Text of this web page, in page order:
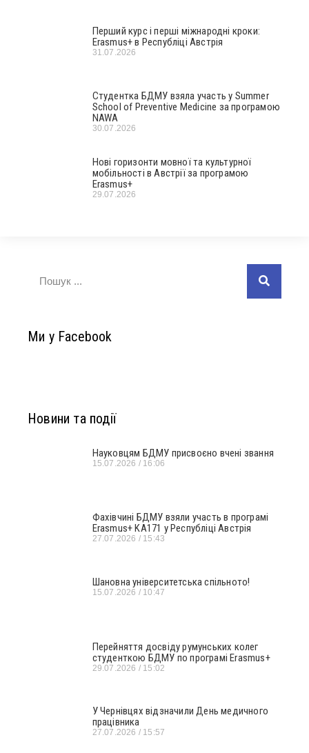
Перший курс і перші міжнародні кроки:
Erasmus+ в Республіці Австрія
31.07.2026
Студентка БДМУ взяла участь у Summer
School of Preventive Medicine за програмою
NAWA
30.07.2026
Нові горизонти мовної та культурної
мобільності в Австрії за програмою
Erasmus+
29.07.2026
Ми у Facebook
Новини та події
Науковцям БДМУ присвоєно вчені звання
15.07.2026 16:06
Фахівчині БДМУ взяли участь в програмі
Erasmus+ KA171 у Республіці Австрія
27.07.2026 15:43
Шановна університетська спільното!
15.07.2026 10:47
Перейняття досвіду румунських колег
студенткою БДМУ по програмі Erasmus+
29.07.2026 15:02
У Чернівцях відзначили День медичного
працівника
27.07.2026 15:57